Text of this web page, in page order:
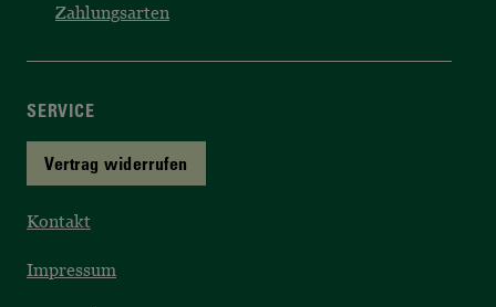
Zahlungsarten
SERVICE
Vertrag widerrufen
Kontakt
Impressum